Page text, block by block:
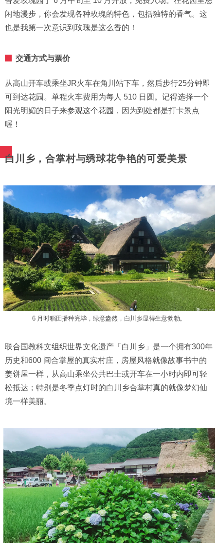
闲地漫步，你会发现各种玫瑰的特色，包括独特的香气。这
也是我第一次意识到玫瑰是这么香的！
交通方式与票价
从高山开车或乘坐JR火车在角川站下车，然后步行25分钟即
可到达花园。单程火车费用为每人 510 日圆。记得选择一个
阳光明媚的日子来参观这个花园，因为到处都是打卡景点
喔！
白川乡，合掌村与绣球花争艳的可爱美景
6 月时稻田播种完毕，绿意盎然，白川乡显得生意勃勃。
联合国教科文组织世界文化遗产「白川乡」是一个拥有300年
历史和600 间合掌屋的真实村庄，房屋风格就像故事书中的
姜饼屋一样，从高山乘坐公共巴士或开车在一小时内即可轻
松抵达；特别是冬季点灯时的白川乡合掌村真的就像梦幻仙
境一样美丽。